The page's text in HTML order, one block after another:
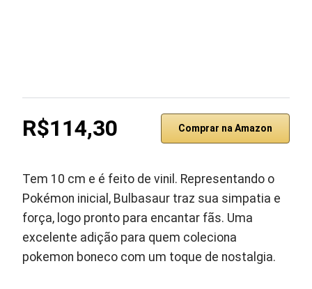
R$114,30 Comprar na Amazon
Tem 10 cm e é feito de vinil. Representando o
Pokémon inicial, Bulbasaur traz sua simpatia e
força, logo pronto para encantar fãs. Uma
excelente adição para quem coleciona
pokemon boneco com um toque de nostalgia.